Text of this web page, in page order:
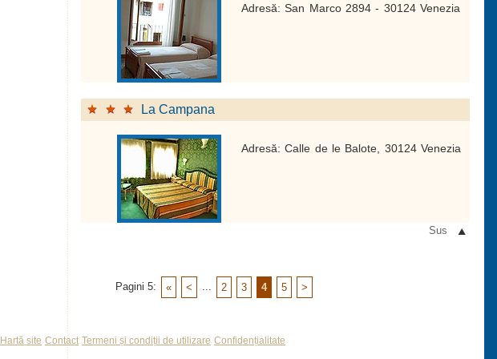
Adresă: San Marco 2894 - 30124 Venezia
La Campana
Adresă: Calle de le Balote, 30124 Venezia
Sus
Pagini 5: « < 2 3 4 5 >
Hartă site Contact Termeni și condiții de utilizare Confidențialitate